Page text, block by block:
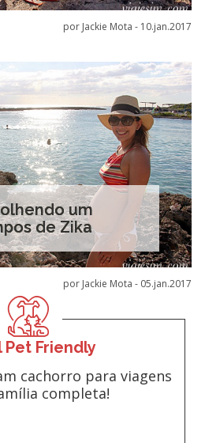
por Jackie Mota - 10.jan.2017
um
de Zika
por Jackie Mota - 05.jan.2017
Pet Friendly
cachorro para viagens
completa!